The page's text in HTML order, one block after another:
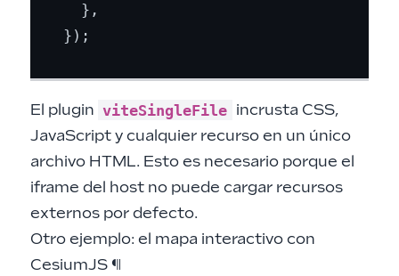
  },
El plugin viteSingleFile incrusta CSS,
JavaScript y cualquier recurso en un único
archivo HTML. Esto es necesario porque el
iframe del host no puede cargar recursos
externos por defecto.
Otro ejemplo: el mapa interactivo con
CesiumJS ¶